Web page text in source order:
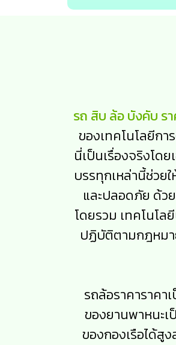
รถ สิบ ล้อ บังคับ ร
ของเทคโนโลยีกา
นี่เป็นเรื่องจริงโด
บรรทุกเหล่านี้ช่วย
และปลอดภัย ด้ว
โดยรวม เทคโนโ
ปฏิบัติตามกฎหมา
รถล้อราคาราคา
ของยานพาหนะเ
ของกองเรือได้สู